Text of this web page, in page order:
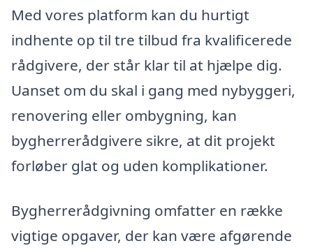
Med vores platform kan du hurtigt
indhente op til tre tilbud fra kvalificerede
rådgivere, der står klar til at hjælpe dig.
Uanset om du skal i gang med nybyggeri,
renovering eller ombygning, kan
bygherrerådgivere sikre, at dit projekt
forløber glat og uden komplikationer.
Bygherrerådgivning omfatter en række
vigtige opgaver, der kan være afgørende